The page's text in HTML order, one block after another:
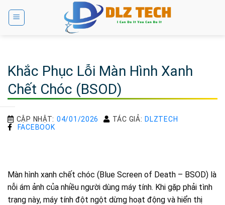
Khắc Phục Lỗi Màn Hình Xanh
Chết Chóc (BSOD)
CẬP NHẬT: 04/01/2026 TÁC GIẢ: DLZTECH
FACEBOOK
Màn hình xanh chết chóc (Blue Screen of Death – BSOD) là
nỗi ám ảnh của nhiều người dùng máy tính. Khi gặp phải tình
trạng này, máy tính đột ngột dừng hoạt động và hiển thị